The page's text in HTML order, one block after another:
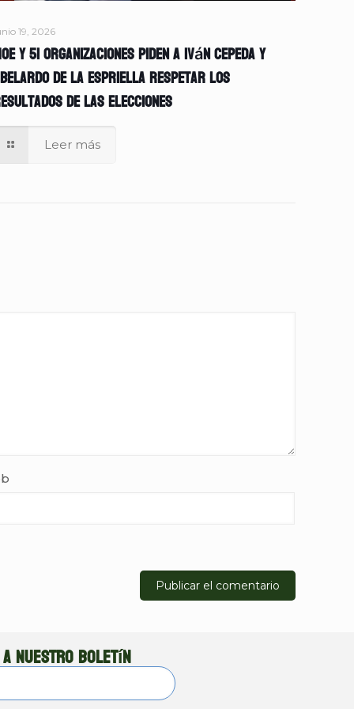
19, 2026
y 51 organizaciones piden a Iván Cepeda y
de la Espriella respetar los
de las elecciones
Leer más
nuestro boletín